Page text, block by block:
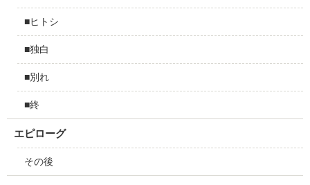
■ヒトシ
■独白
■別れ
■終
エピローグ
その後